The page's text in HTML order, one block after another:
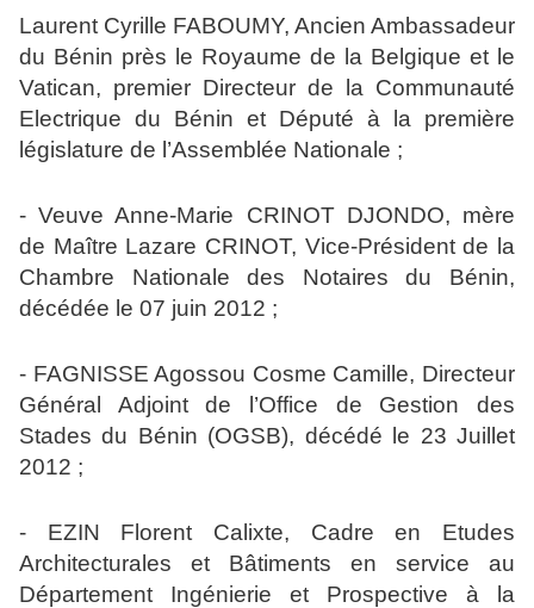
Laurent Cyrille FABOUMY, Ancien Ambassadeur
du Bénin près le Royaume de la Belgique et le
Vatican, premier Directeur de la Communauté
Electrique du Bénin et Député à la première
législature de l’Assemblée Nationale ;
- Veuve Anne-Marie CRINOT DJONDO, mère
de Maître Lazare CRINOT, Vice-Président de la
Chambre Nationale des Notaires du Bénin,
décédée le 07 juin 2012 ;
- FAGNISSE Agossou Cosme Camille, Directeur
Général Adjoint de l’Office de Gestion des
Stades du Bénin (OGSB), décédé le 23 Juillet
2012 ;
- EZIN Florent Calixte, Cadre en Etudes
Architecturales et Bâtiments en service au
Département Ingénierie et Prospective à la